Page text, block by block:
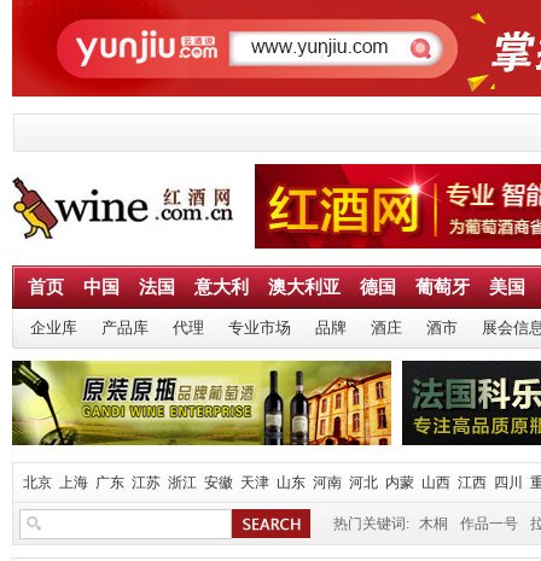
首页 中国 法国 意大利 澳大利亚 德国 葡萄牙 美国
企业库 产品库 代理 专业市场 品牌 酒庄 酒市 展会信
北京 上海 广东 江苏 浙江 安徽 天津 山东 河南 河北 内蒙 山西 江西 四川
热门关键词: 木桐 作品一号